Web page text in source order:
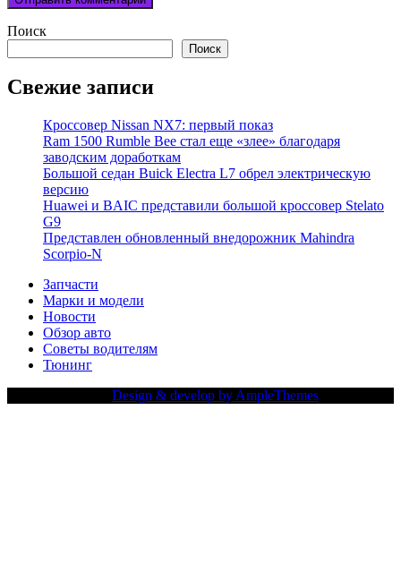
Поиск
Поиск
Свежие записи
Кроссовер Nissan NX7: первый показ
Ram 1500 Rumble Bee стал еще «злее» благодаря
заводским доработкам
Большой седан Buick Electra L7 обрел электрическую
версию
Huawei и BAIC представили большой кроссовер Stelato
G9
Представлен обновленный внедорожник Mahindra
Scorpio-N
Запчасти
Марки и модели
Новости
Обзор авто
Советы водителям
Тюнинг
Design & develop by AmpleThemes